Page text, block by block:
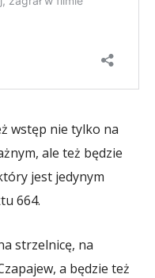
wstęp nie tylko na
ale też będzie
jest jedynym
664.
strzelnicę, na
a będzie też